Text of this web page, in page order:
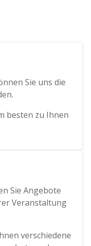
Sie uns die
besten zu Ihnen
Sie Angebote
Veranstaltung
verschiedene